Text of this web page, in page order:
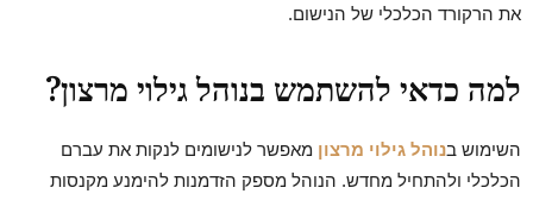
את הרקורד הכלכלי של הנישום.
למה כדאי להשתמש בנוהל גילוי מרצון?
השימוש בנוהל גילוי מרצון מאפשר לנישומים לנקות את עברם
הכלכלי ולהתחיל מחדש. הנוהל מספק הזדמנות להימנע מקנסות